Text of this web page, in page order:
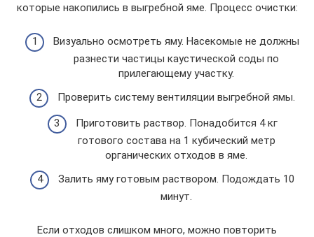
которые накопились в выгребной яме. Процесс очистки:
Визуально осмотреть яму. Насекомые не должны
разнести частицы каустической соды по
прилегающему участку.
Проверить систему вентиляции выгребной ямы.
Приготовить раствор. Понадобится 4 кг
готового состава на 1 кубический метр
органических отходов в яме.
Залить яму готовым раствором. Подождать 10
минут.
Если отходов слишком много, можно повторить